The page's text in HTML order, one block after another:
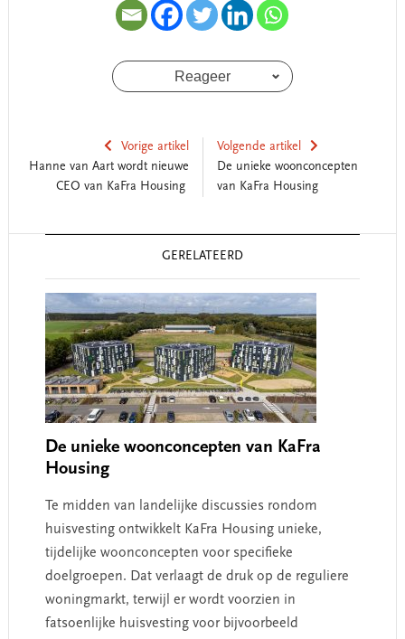
Reageer
Vorige artikel
Hanne van Aart wordt nieuwe
CEO van KaFra Housing
Volgende artikel
De unieke woonconcepten
van KaFra Housing
GERELATEERD
De unieke woonconcepten van KaFra
Housing
Te midden van landelijke discussies rondom
huisvesting ontwikkelt KaFra Housing unieke,
tijdelijke woonconcepten voor specifieke
doelgroepen. Dat verlaagt de druk op de reguliere
woningmarkt, terwijl er wordt voorzien in
fatsoenlijke huisvesting voor bijvoorbeeld